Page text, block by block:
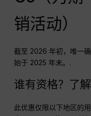
销活动）
截至 2026 年初，唯一
始于 2025 年末。.
谁有资格？了
此优惠仅限以下地区的